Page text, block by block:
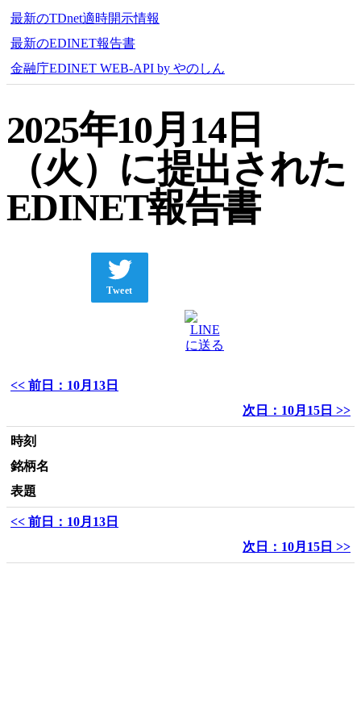
最新のTDnet適時開示情報
最新のEDINET報告書
金融庁EDINET WEB-API by やのしん
2025年10月14日
（火）に提出された
EDINET報告書
Tweet
<< 前日：10月13日
次日：10月15日 >>
時刻
銘柄名
表題
<< 前日：10月13日
次日：10月15日 >>